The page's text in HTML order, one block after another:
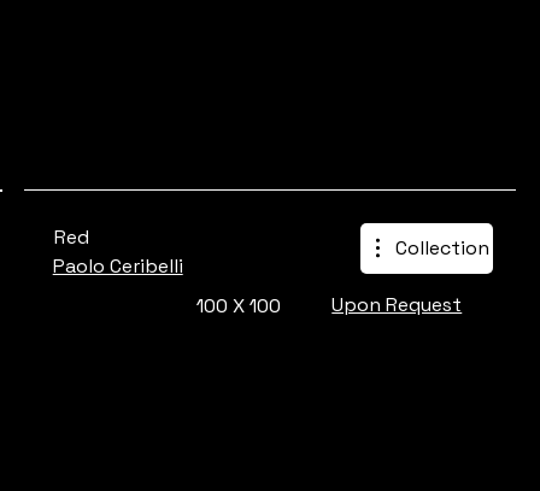
Red Collection
Paolo Ceribelli
Upon Request
100 X 100